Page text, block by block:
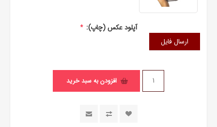
آپلود عکس (چاپ): *
ارسال فایل
افزودن به سبد خرید